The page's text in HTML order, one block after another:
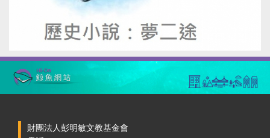
財團法人彭明敏文教基金會